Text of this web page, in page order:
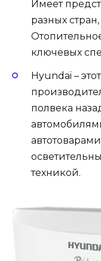
Имеет
разных
ключевых
Hyundai –
полвека
техникой.